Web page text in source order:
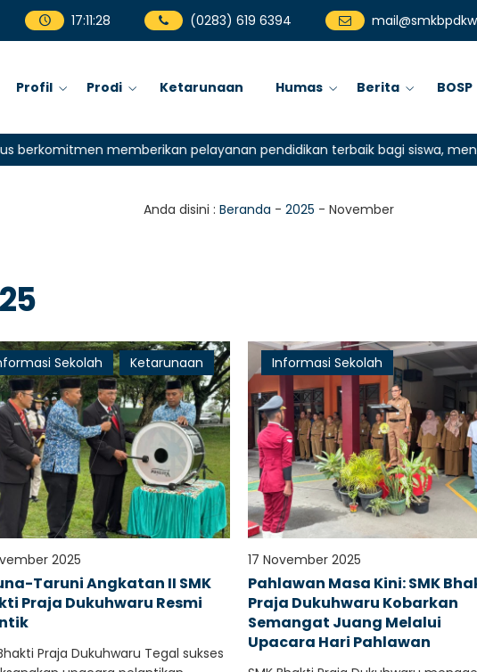
17:11:29 (0283) 619 6394
Profil Prodi Ketarunaan Humas Berita BOSP
memberikan pelayanan pendidikan terbaik bagi siswa,
Anda disini : Beranda - 2025 - November
Sekolah Ketarunaan
2025
Taruni Angkatan II SMK
Praja Dukuhwaru Resmi
Praja Dukuhwaru Tegal sukses
Informasi Sekolah
17 November 2025
Pahlawan Masa Kini: SMK
Praja Dukuhwaru Kobarkan
Semangat Juang Melalui
Upacara Hari Pahlawan